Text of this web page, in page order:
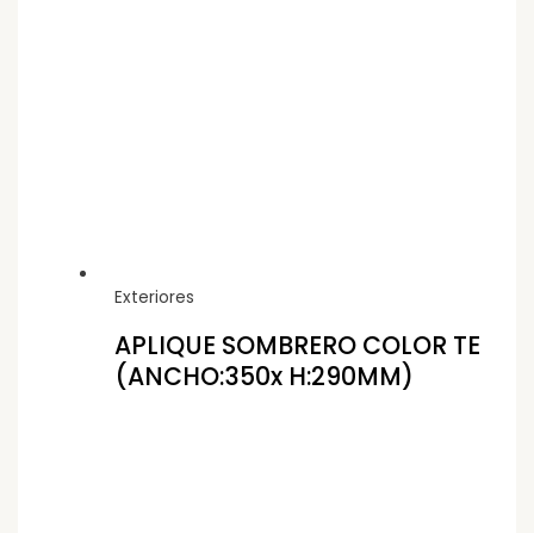
Exteriores
APLIQUE SOMBRERO COLOR TE
(ANCHO:350x H:290MM)